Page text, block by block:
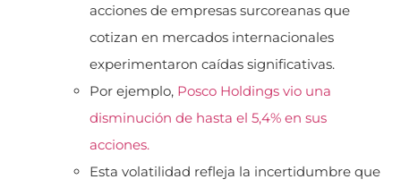
acciones de empresas surcoreanas que
cotizan en mercados internacionales
experimentaron caídas significativas.
Por ejemplo, Posco Holdings vio una
disminución de hasta el 5,4% en sus
acciones.
Esta volatilidad refleja la incertidumbre que